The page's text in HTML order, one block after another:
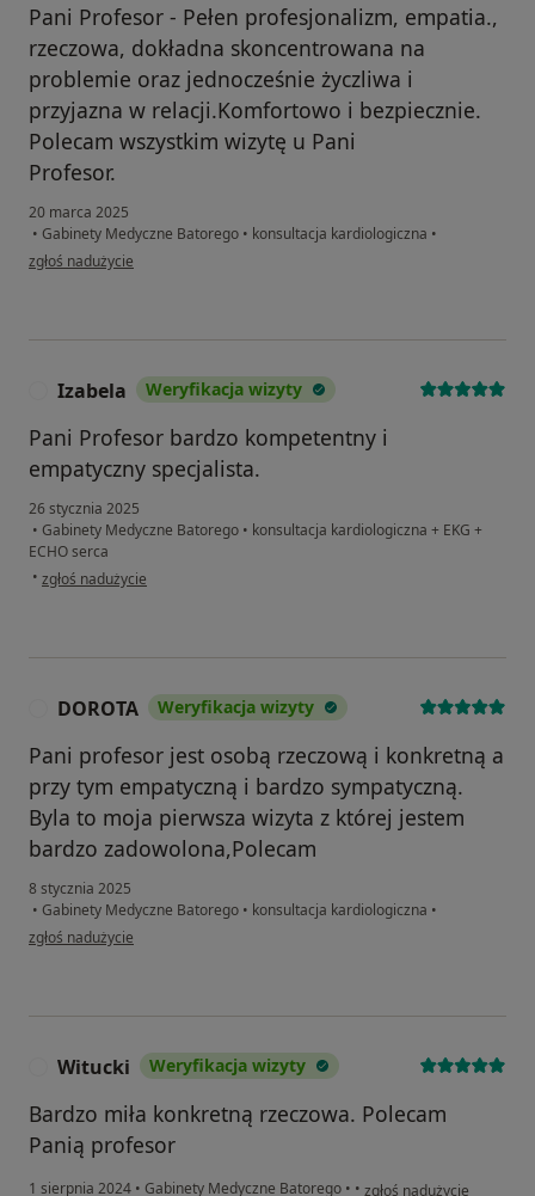
Pani Profesor - Pełen profesjonalizm, empatia.,
rzeczowa, dokładna skoncentrowana na
problemie oraz jednocześnie życzliwa i
przyjazna w relacji.Komfortowo i bezpiecznie.
Polecam wszystkim wizytę u Pani
Profesor.
20 marca 2025
• Gabinety Medyczne Batorego • konsultacja kardiologiczna •
w opinii użytkownika Maciej
zgłoś nadużycie
Izabela Weryfikacja wizyty
Pani Profesor bardzo kompetentny i
empatyczny specjalista.
26 stycznia 2025
• Gabinety Medyczne Batorego • konsultacja kardiologiczna + EKG +
ECHO serca
• w opinii użytkownika Izabela
zgłoś nadużycie
DOROTA Weryfikacja wizyty
Pani profesor jest osobą rzeczową i konkretną a
przy tym empatyczną i bardzo sympatyczną.
Byla to moja pierwsza wizyta z której jestem
bardzo zadowolona,Polecam
8 stycznia 2025
• Gabinety Medyczne Batorego • konsultacja kardiologiczna •
w opinii użytkownika DOROTA
zgłoś nadużycie
Witucki Weryfikacja wizyty
Bardzo miła konkretną rzeczowa. Polecam
Panią profesor
1 sierpnia 2024 • Gabinety Medyczne Batorego • • w opinii użytkownika
zgłoś nadużycie